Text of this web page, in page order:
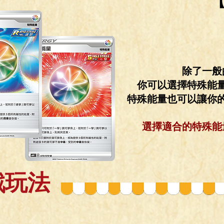
除了一
你可以選擇特殊能
特殊能量也可以讓你
選擇適合的特殊
法